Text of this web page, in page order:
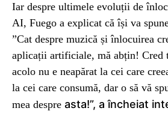
Iar despre ultimele evoluții de
AI, Fuego a explicat că își va
”Cat despre muzică și înlocuirea
aplicații artificiale, mă abțin! Cred
acolo nu e neapărat la cei care
la cei care consumă, dar o să vă
mea despre asta!”, a încheiat